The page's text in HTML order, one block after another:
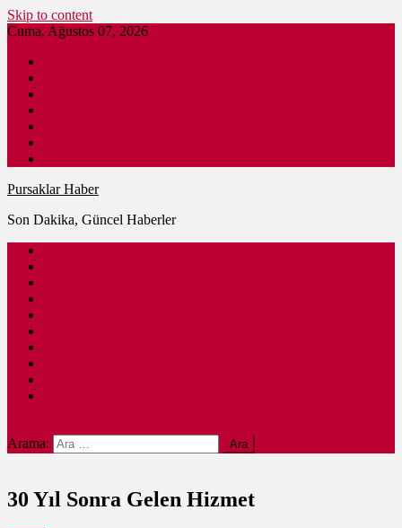
Skip to content
Cuma, Ağustos 07, 2026
Pursaklar Haber
Son Dakika, Güncel Haberler
Arama:
30 Yıl Sonra Gelen Hizmet